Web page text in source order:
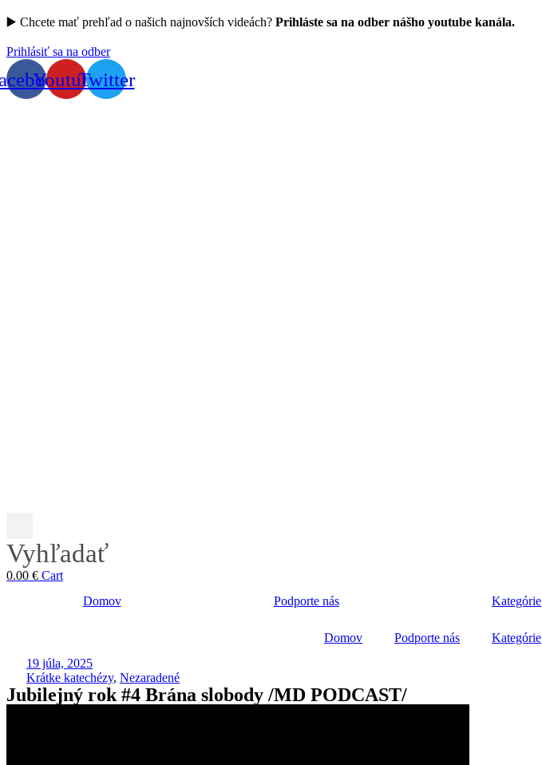
▶️ Chcete mať prehľad o našich najnovších videách? Prihláste sa na odber nášho youtube kanála.
Prihlásiť sa na odber
YoutubeTwitter
Vyhľadať
0.00 € Cart
Domov
Podporte nás Kategórie
Domov Podporte nás Kategórie
19 júla, 2025
Krátke katechézy, Nezaradené
Jubilejný rok #4 Brána slobody /MD PODCAST/